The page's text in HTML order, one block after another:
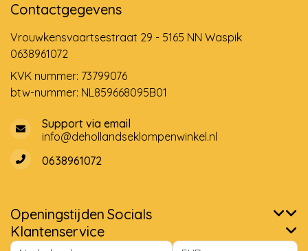
Contactgegevens
Vrouwkensvaartsestraat 29 - 5165 NN Waspik
0638961072
KVK nummer: 73799076
btw-nummer: NL859668095B01
Support via email
info@dehollandseklompenwinkel.nl
0638961072
Openingstijden Socials
Klantenservice